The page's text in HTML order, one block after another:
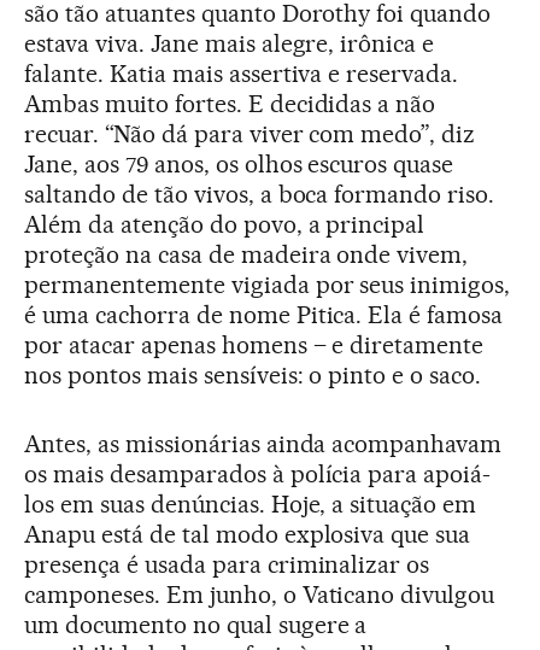
são tão atuantes quanto Dorothy foi quando
estava viva. Jane mais alegre, irônica e
falante. Katia mais assertiva e reservada.
Ambas muito fortes. E decididas a não
recuar. “Não dá para viver com medo”, diz
Jane, aos 79 anos, os olhos escuros quase
saltando de tão vivos, a boca formando riso.
Além da atenção do povo, a principal
proteção na casa de madeira onde vivem,
permanentemente vigiada por seus inimigos,
é uma cachorra de nome Pitica. Ela é famosa
por atacar apenas homens – e diretamente
nos pontos mais sensíveis: o pinto e o saco.
Antes, as missionárias ainda acompanhavam
os mais desamparados à polícia para apoiá-
los em suas denúncias. Hoje, a situação em
Anapu está de tal modo explosiva que sua
presença é usada para criminalizar os
camponeses. Em junho, o Vaticano divulgou
um documento no qual sugere a